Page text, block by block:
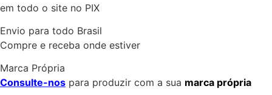
em todo o site no PIX
Envio para todo Brasil
Compre e receba onde estiver
Marca Própria
Consulte-nos para produzir com a sua marca própria